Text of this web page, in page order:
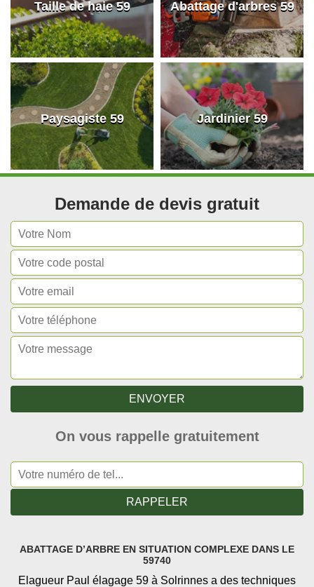
Taille de haie 59 Abattage d'arbres 59
Paysagiste 59 Jardinier 59
Demande de devis gratuit
On vous rappelle gratuitement
ABATTAGE D’ARBRE EN SITUATION COMPLEXE DANS LE
59740
Elagueur Paul élagage 59 à Solrinnes a des techniques